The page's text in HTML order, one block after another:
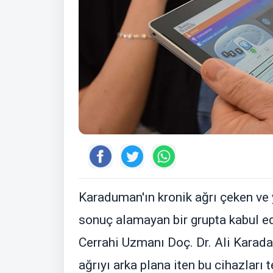
Karaduman'ın kronik ağrı çeken
sonuç alamayan bir grupta kabul
Cerrahi Uzmanı Doç. Dr. Ali
ağrıyı arka plana iten bu